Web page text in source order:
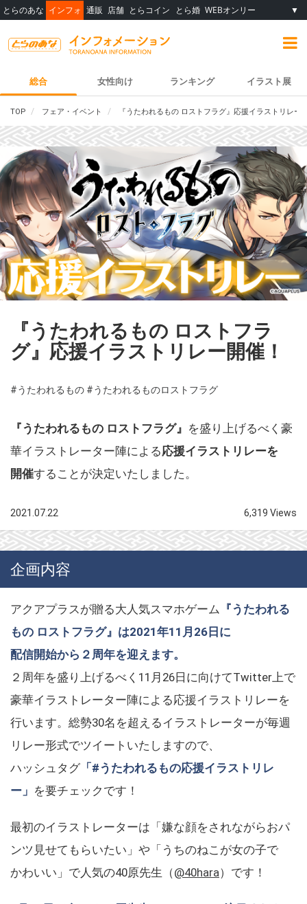
とらのあな インフォ 通販 店舗 とらコイン とら婚 WEBオンリー ▼
総合 女性向け ランキング イラスト展
TOP フェア・イベント 『うたわれるもの ロストフラグ』応援イラストリレー
『うたわれるもの ロストフラ
グ』応援イラストリレー開催！
#うたわれるもの #うたわれるものロストフラグ
『うたわれるもの ロストフラグ』 を盛り上げるべく豪
華イラストレーター陣による応援イラストリレーを
開催することが決定いたしました。
2021.07.22 6,319 Views
企画内容
アクアプラスが贈る大人気スマホゲーム 『うたわれる
もの ロストフラグ』は2021年11月26日に
配信開始から２周年を迎えます。
２周年を盛り上げるべく11月26日に向けてTwitter上で
豪華イラストレーター陣による応援イラストリレーを
行います。総勢30名を超えるイラストレーターが毎週
リレー形式でツイートいたしますので、
ハッシュタグ「#うたわれるもの応援イラストリレ
ー」 を要チェックです！
最初のイラストレーターは「嫌な顔をされながらおパ
ンツ見せてもらいたい」や「うちのねこが女の子で
かわいい」で人気の40原先生（@40hara）です！